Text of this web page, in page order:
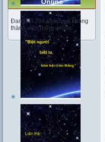
Đang có 294 khách và không
thành viên đang online